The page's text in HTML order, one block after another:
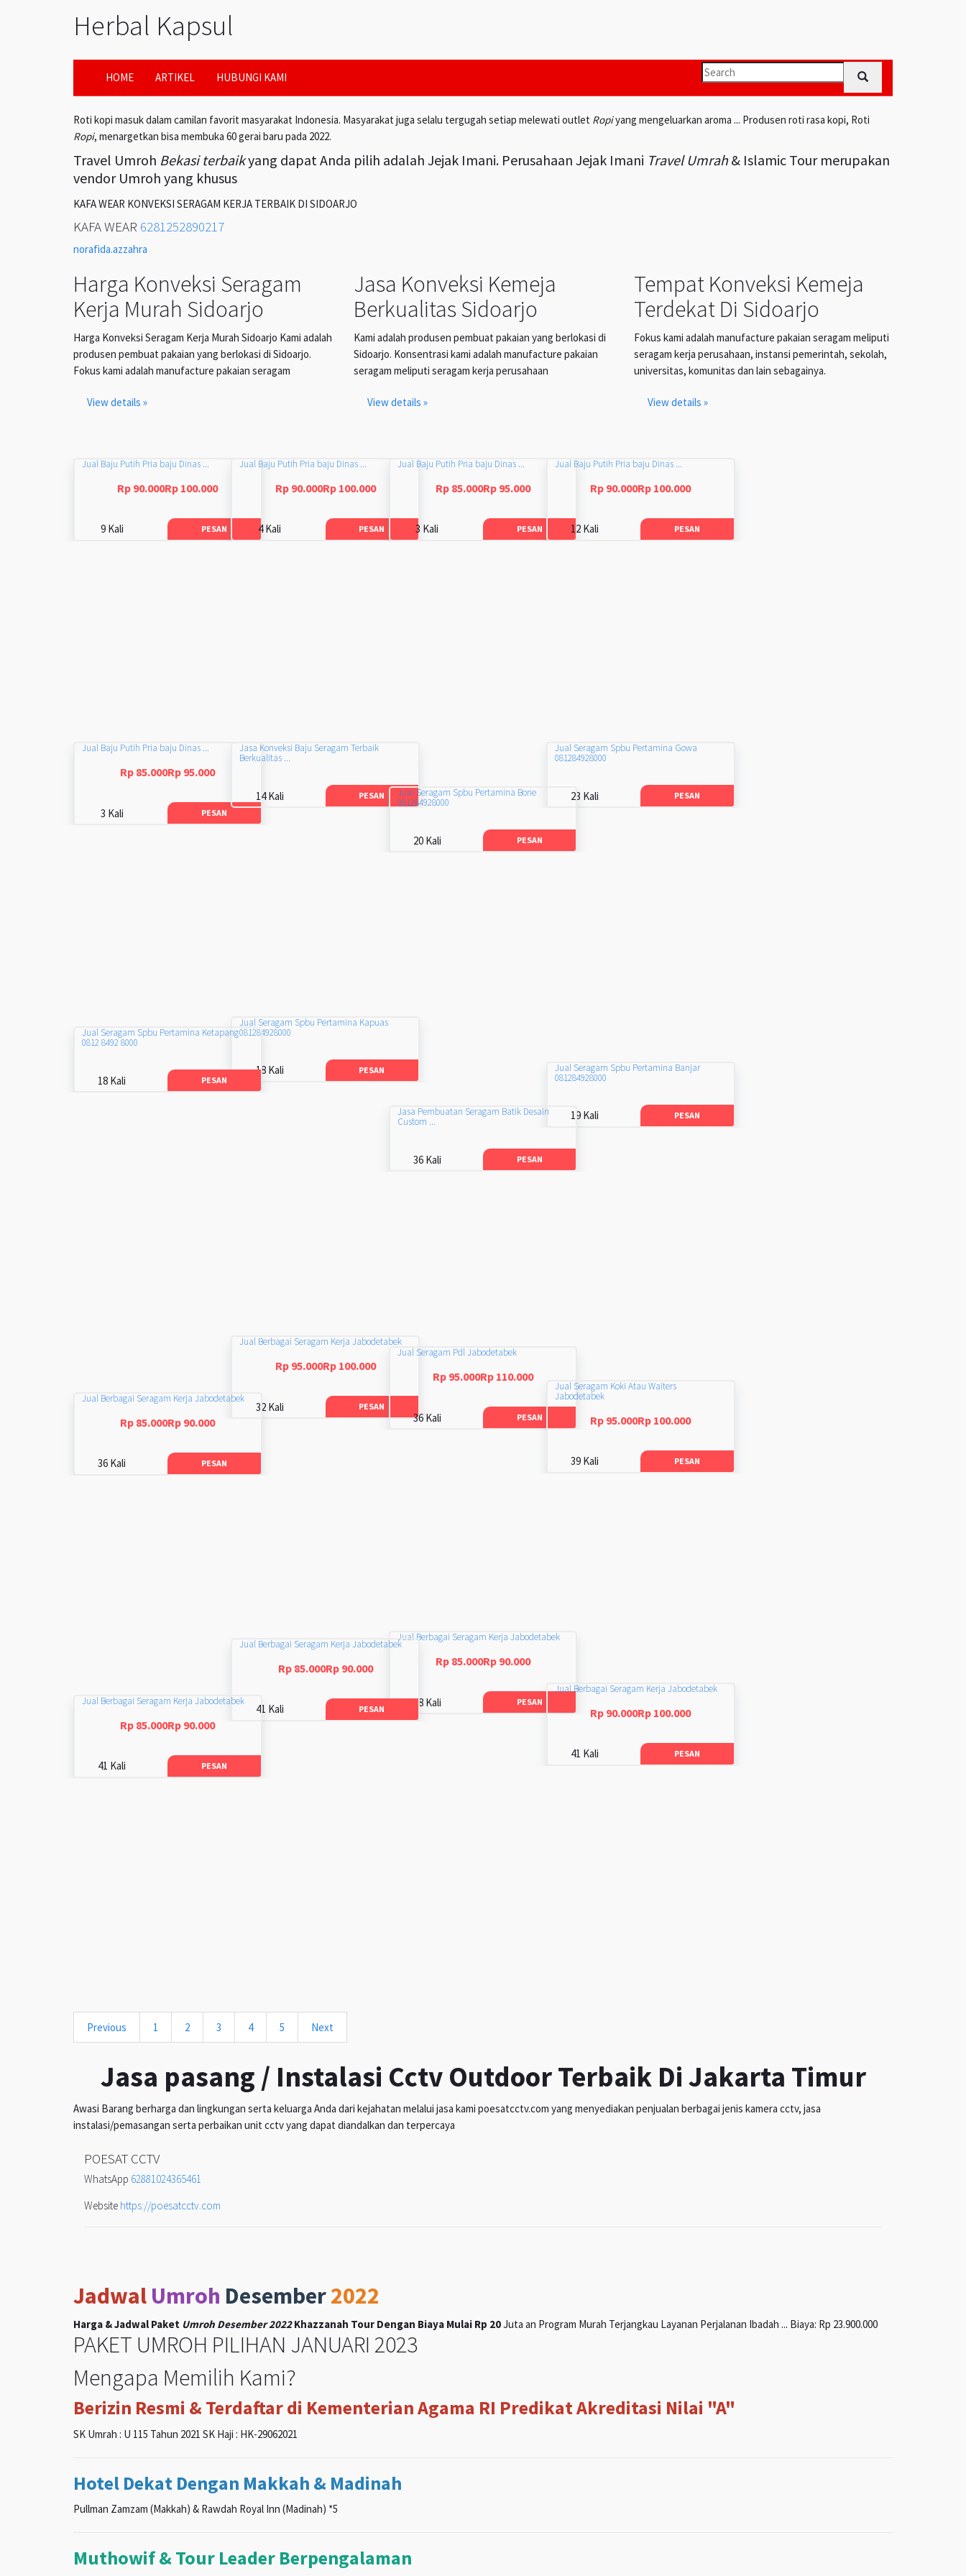
Herbal Kapsul
HOME ARTIKEL HUBUNGI KAMI
Roti kopi masuk dalam camilan favorit masyarakat Indonesia. Masyarakat juga selalu tergugah setiap melewati outlet Ropiyang mengeluarkan aroma ... Produsen roti rasa kopi, Roti
Ropi, menargetkan bisa membuka 60 gerai baru pada 2022.
Travel Umroh Bekasi terbaikyang dapat Anda pilih adalah Jejak Imani. Perusahaan Jejak Imani Travel Umrah& Islamic Tour merupakan
vendor Umroh yang khusus
KAFA WEAR KONVEKSI SERAGAM KERJA TERBAIK DI SIDOARJO
KAFA WEAR 6281252890217
norafida.azzahra
Harga Konveksi Seragam
Kerja Murah Sidoarjo
Harga Konveksi Seragam Kerja Murah Sidoarjo Kami adalah
produsen pembuat pakaian yang berlokasi di Sidoarjo.
Fokus kami adalah manufacture pakaian seragam
View details »
Jasa Konveksi Kemeja
Berkualitas Sidoarjo
Kami adalah produsen pembuat pakaian yang berlokasi di
Sidoarjo. Konsentrasi kami adalah manufacture pakaian
seragam meliputi seragam kerja perusahaan
View details »
Tempat Konveksi Kemeja
Terdekat Di Sidoarjo
Fokus kami adalah manufacture pakaian seragam meliputi
seragam kerja perusahaan, instansi pemerintah, sekolah,
universitas, komunitas dan lain sebagainya.
View details »
Jual Baju Putih Pria baju Dinas ...
Rp 90.000Rp 100.000
9 Kali PESAN
Jual Baju Putih Pria baju Dinas ...
Rp 90.000Rp 100.000
4 Kali PESAN
Jual Baju Putih Pria baju Dinas ...
Rp 85.000Rp 95.000
3 Kali PESAN
Jual Baju Putih Pria baju Dinas ...
Rp 90.000Rp 100.000
12 Kali PESAN
Jual Baju Putih Pria baju Dinas ...
Rp 85.000Rp 95.000
3 Kali PESAN
Jasa Konveksi Baju Seragam Terbaik
Berkualitas ...
14 Kali PESAN
Jual Seragam Spbu Pertamina Gowa
081284928000
23 Kali PESAN
Jual Seragam Spbu Pertamina Bone
081284928000
20 Kali PESAN
Jual Seragam Spbu Pertamina Kapuas
081284928000
18 Kali PESAN
Jual Seragam Spbu Pertamina Ketapang
0812 8492 8000
18 Kali PESAN
Jual Seragam Spbu Pertamina Banjar
081284928000
19 Kali PESAN
Jasa Pembuatan Seragam Batik Desain
Custom ...
36 Kali PESAN
Jual Berbagai Seragam Kerja Jabodetabek
Rp 95.000Rp 100.000
32 Kali PESAN
Jual Seragam Pdl Jabodetabek
Rp 95.000Rp 110.000
36 Kali PESAN
Jual Seragam Koki Atau Waiters
Jabodetabek
Rp 95.000Rp 100.000
39 Kali PESAN
Jual Berbagai Seragam Kerja Jabodetabek
Rp 85.000Rp 90.000
36 Kali PESAN
Jual Berbagai Seragam Kerja Jabodetabek
Rp 85.000Rp 90.000
48 Kali PESAN
Jual Berbagai Seragam Kerja Jabodetabek
Rp 85.000Rp 90.000
41 Kali PESAN
Jual Berbagai Seragam Kerja Jabodetabek
Rp 90.000Rp 100.000
41 Kali PESAN
Jual Berbagai Seragam Kerja Jabodetabek
Rp 85.000Rp 90.000
41 Kali PESAN
Previous 1 2 3 4 5 Next
Jasa pasang / Instalasi Cctv Outdoor Terbaik Di Jakarta Timur
Awasi Barang berharga dan lingkungan serta keluarga Anda dari kejahatan melalui jasa kami poesatcctv.com yang menyediakan penjualan berbagai jenis kamera cctv, jasa
instalasi/pemasangan serta perbaikan unit cctv yang dapat diandalkan dan terpercaya
POESAT CCTV
WhatsApp 62881024365461
Website https://poesatcctv.com
Jadwal Umroh Desember2022
Harga & Jadwal Paket Umroh Desember 2022Khazzanah Tour Dengan Biaya Mulai Rp 20Juta an Program Murah Terjangkau Layanan Perjalanan Ibadah ... Biaya: Rp 23.900.000
PAKET UMROH PILIHAN JANUARI 2023
Mengapa Memilih Kami?
Berizin Resmi & Terdaftar di Kementerian Agama RI Predikat Akreditasi Nilai "A"
SK Umrah : U 115 Tahun 2021 SK Haji : HK-29062021
Hotel Dekat Dengan Makkah & Madinah
Pullman Zamzam (Makkah) & Rawdah Royal Inn (Madinah) *5
Muthowif & Tour Leader Berpengalaman